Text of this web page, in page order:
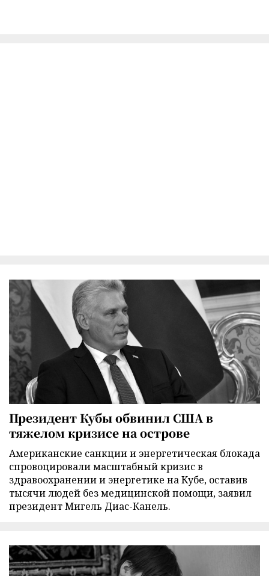
Президент Кубы обвинил США в
тяжелом кризисе на острове
Американские санкции и энергетическая блокада
спровоцировали масштабный кризис в
здравоохранении и энергетике на Кубе, оставив
тысячи людей без медицинской помощи, заявил
президент Мигель Диас-Канель.